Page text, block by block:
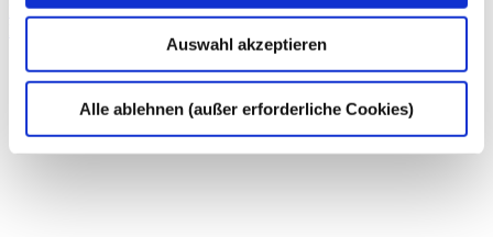
Auswahl akzeptieren
Alle ablehnen (außer erforderliche Cookies)
Erbrecht Integrierte Nachfolge- und Vermögensberatung